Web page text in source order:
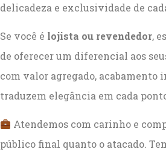
delicadeza e exclusividade de
Se você é lojista ou revendedor,
de oferecer um diferencial aos
com valor agregado, acabamento
traduzem elegância em cada
Atendemos com carinho e
público final quanto o atacado.